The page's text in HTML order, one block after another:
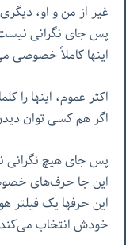
غیر از من و او،
پس جای نگرانی
اینها کاملاً خصوصی
اکثر عموم، اینها را
اگر هم کسی توان
پس جای هیچ
این جا حرف‌های
این حرفها یک فیلتر
خودش انتخاب